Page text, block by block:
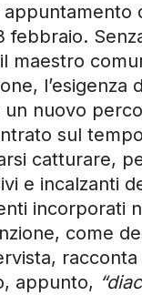
febbraio.
maestro
l’esigenza
un nuovo
sul
catturare,
e incalzanti
incorporati
come
racconta
appunto,